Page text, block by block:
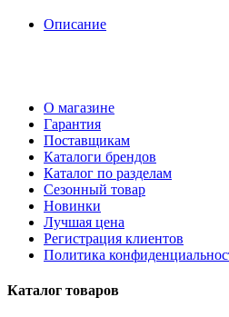
Описание
О магазине
Гарантия
Поставщикам
Каталоги брендов
Каталог по разделам
Сезонный товар
Новинки
Лучшая цена
Регистрация клиентов
Политика
Каталог товаров